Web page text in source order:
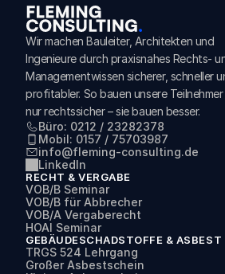
Wir machen Bauleiter, Architekten und
Ingenieure durch praxisnahes Rechts-
Managementwissen sicherer, schneller
profitabler. So bauen unsere
nur rechtssicher – sie bauen besser.
Büro: 0212 / 23282378
Mobil: 0157 / 75703987
info@fleming-consulting.de
LinkedIn
RECHT & VERGABE
VOB/B Seminar
VOB/B für Abbrecher
VOB/A Vergaberecht
HOAI Seminar
GEBÄUDESCHADSTOFFE & ASBEST
TRGS 524 Lehrgang
Großer Asbestschein